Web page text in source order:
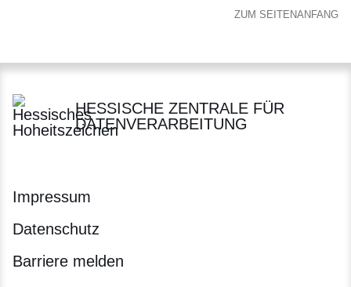
ZUM SEITENANFANG
HESSISCHE ZENTRALE FÜR
DATENVERARBEITUNG
Impressum
Datenschutz
Barriere melden